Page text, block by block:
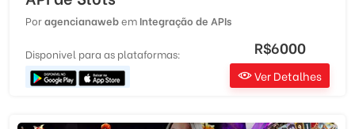
Poragencianawebem Integração de APIs
Disponivel para as plataformas: R$6000
Ver Detalhes